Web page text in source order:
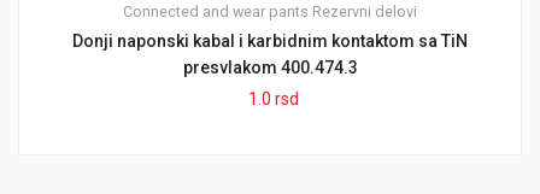
Connected and wear pants Rezervni delovi
Donji naponski kabal i karbidnim kontaktom sa TiN
presvlakom 400.474.3
1.0 rsd